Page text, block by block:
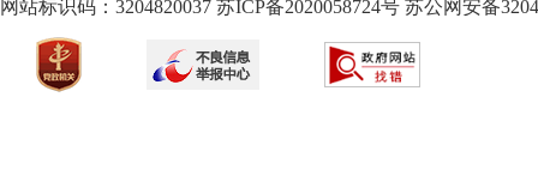
网站标识码：3204820037 苏ICP备2020058724号 苏公网安备